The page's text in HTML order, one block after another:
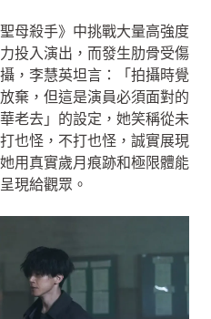
母殺手》中挑戰大量高強度
投入演出，而發生肋骨受傷
，李慧英坦言：「拍攝時覺
棄，但這是演員必須面對的
老去」的設定，她笑稱從未
也怪，不打也怪，誠實展現
用真實歲月痕跡和極限體能
現給觀眾。